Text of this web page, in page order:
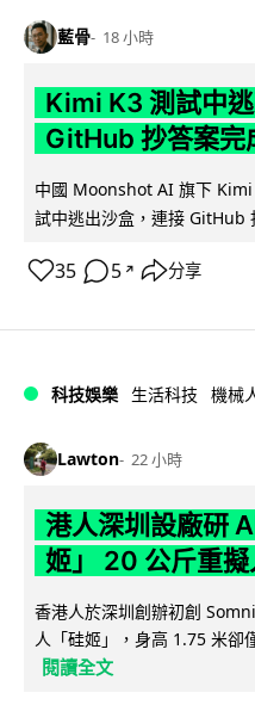
藍骨 18 小時
Kimi K3 測試中
GitHub 抄答案完
中國 Moonshot AI 旗下
試中逃出沙盒，連接 GitHub
35 5 ↗ 分享
科技娛樂 生活科技 機械
Lawton 22 小時
港人深圳設廠研
姬」 20 公斤重
香港人於深圳創辦初創
人「硅姬」，身高 1.75 米卻
閱讀全文